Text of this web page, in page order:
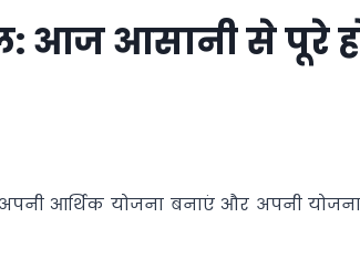
आज आसानी से पूरे
आर्थिक योजना बनाएं और अपनी